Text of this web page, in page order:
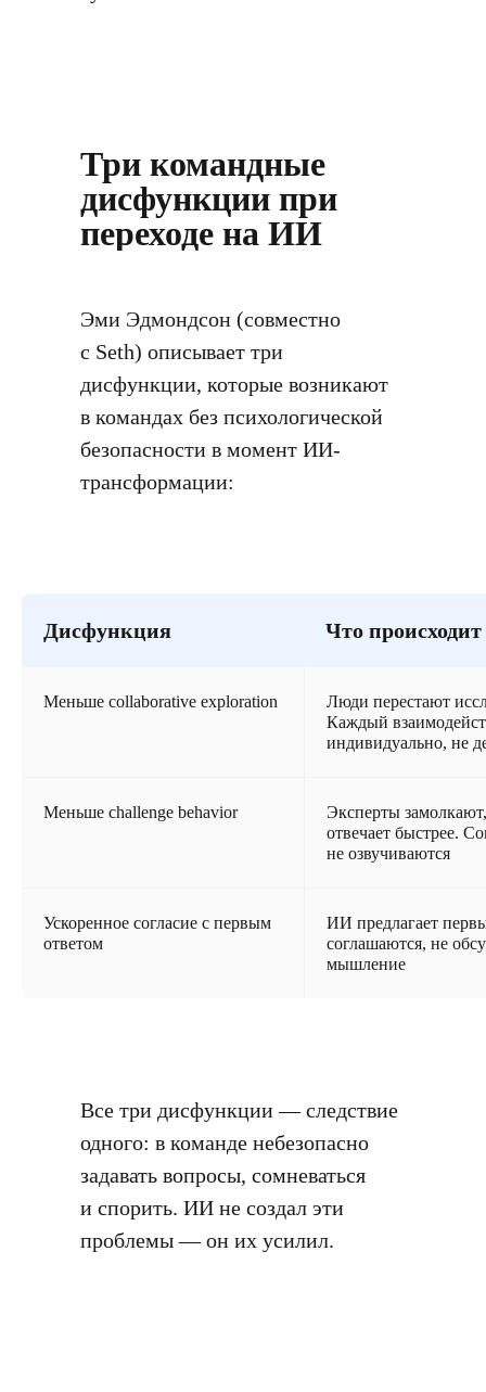
Три командные
дисфункции при
переходе на ИИ
Эми Эдмондсон (совместно
с Seth) описывает три
дисфункции, которые возникают
в командах без психологической
безопасности в момент ИИ-
трансформации:
Дисфункция Что происходит
Меньше collaborative exploration
Люди перестают
Каждый
индивидуально, не
Меньше challenge behavior
Эксперты
отвечает быстрее.
не озвучиваются
Ускоренное согласие с первым
ответом
ИИ предлагает
соглашаются, не
мышление
Все три дисфункции — следствие
одного: в команде небезопасно
задавать вопросы, сомневаться
и спорить. ИИ не создал эти
проблемы — он их усилил.